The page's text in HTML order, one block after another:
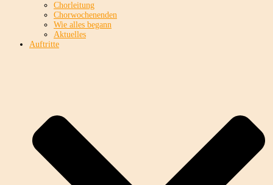
Chorleitung
Chorwochenenden
Wie alles begann
Aktuelles
Auftritte